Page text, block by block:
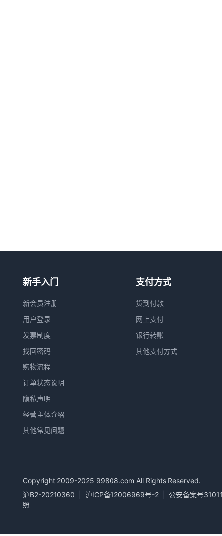
新手入门
新会员注册
用户登录
发票制度
找回密码
购物流程
订单状态说明
隐私声明
经营主体介绍
其他常见问题
支付方式
货到付款
网上支付
银行转账
其他支付方式
Copyright 2009-2025 99808.com All Rights Reserved.
沪B2-20210360
沪ICP备12006969号-2
公安备案号
照